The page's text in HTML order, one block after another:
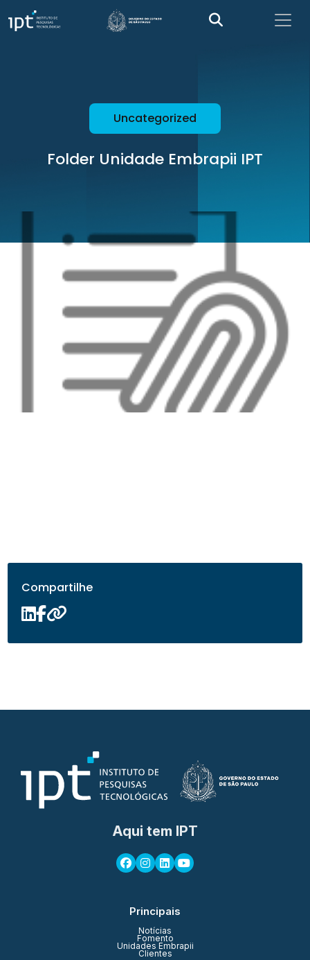
Uncategorized
Folder Unidade Embrapii IPT
Compartilhe
Aqui tem IPT
Principais
Notícias
Fomento
Unidades Embrapii
Clientes